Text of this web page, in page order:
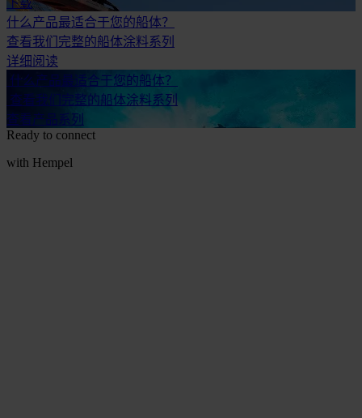
下载
什么产品最适合于您的船体？
查看我们完整的船体涂料系列
详细阅读
什么产品最适合于您的船体？
查看我们完整的船体涂料系列
查看产品系列
Ready to connect
with Hempel